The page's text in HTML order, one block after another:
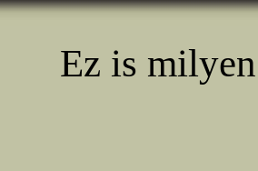
Ez is